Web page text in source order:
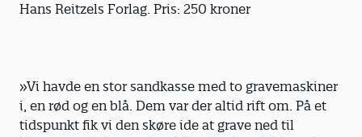
Hans Reitzels Forlag. Pris: 250 kroner
»Vi havde en stor sandkasse med to gravemaskiner
i, en rød og en blå. Dem var der altid rift om. På et
tidspunkt fik vi den skøre ide at grave ned til